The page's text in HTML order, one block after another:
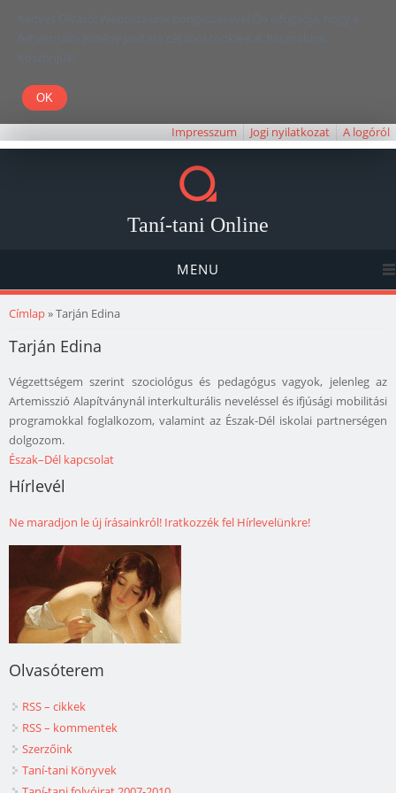
Kedves Olvasó! Weboldalunk böngészésével Ön elfogadja, hogy a
felhasználói élmény javítása céljából cookie-kat használunk.
Köszönjük!
Impresszum Jogi nyilatkozat A logóról
Taní-tani Online
MENU
Jelenlegi hely
Címlap» Tarján Edina
Tarján Edina
Végzettségem szerint szociológus és pedagógus vagyok, jelenleg az
Artemisszió Alapítványnál interkulturális neveléssel és ifjúsági mobilitási
programokkal foglalkozom, valamint az Észak-Dél iskolai partnerségen
dolgozom.
Észak–Dél kapcsolat
Hírlevél
Ne maradjon le új írásainkról! Iratkozzék fel Hírlevelünkre!
Olvasóterem
RSS – cikkek
RSS – kommentek
Szerzőink
Taní-tani Könyvek